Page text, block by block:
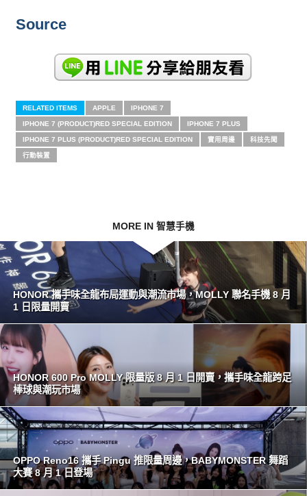
Source
RELATED ITEMS APPLE IPHONE 7
IPHONE 7 (PRODUCT)RED SPECIAL EDITION IPHONE 7 PLUS
IPHONE 7 PLUS (PRODUCT)RED SPECIAL EDITION 實用周邊 科技先聞
行動裝置
MORE IN 智慧手機
HONOR 攜手味全龍布局運動與潮流市場，MOLLY 聯名手機 8 月
1 日限量開賣
HONOR 600 Pro MOLLY 限量版 8 月 1 日開賣，攜手味全龍跨足
棒球與潮玩市場
OPPO Reno16 攜手 Pingu 推限量周邊，BABYMONSTER 舞蹈
大賽 8 月 1 日登場